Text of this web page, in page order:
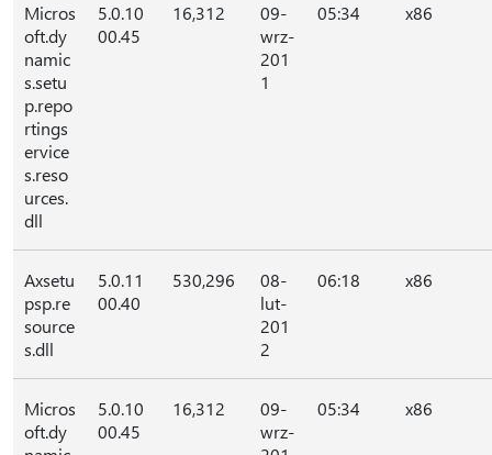
Micros
oft.dy
namic
s.setu
p.repo
rtings
ervice
s.reso
urces.
dll
5.0.10
00.45
16,312
09-
wrz-
201
1
05:34 x86
Axsetu
psp.re
source
s.dll
5.0.11
00.40
530,296
08-
lut-
201
2
06:18 x86
Micros
oft.dy
5.0.10
00.45
16,312
09-
wrz-
05:34 x86